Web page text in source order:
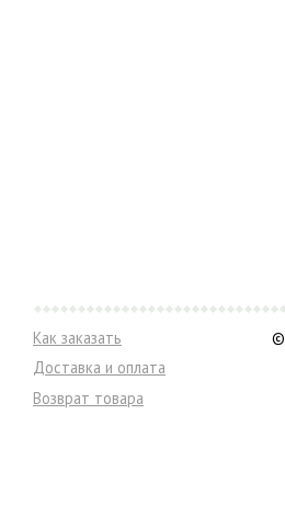
Как заказать
Доставка и оплата
Возврат товара
©